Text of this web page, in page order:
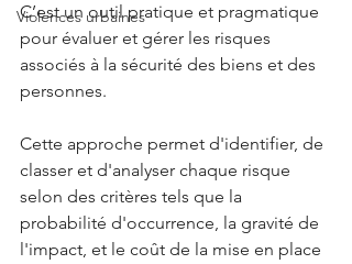
Violences urbaines
C’est un outil pratique et pragmatique
pour évaluer et gérer les risques
associés à la sécurité des biens et des
personnes.
Cette approche permet d'identifier, de
classer et d'analyser chaque risque
selon des critères tels que la
probabilité d'occurrence, la gravité de
l'impact, et le coût de la mise en place